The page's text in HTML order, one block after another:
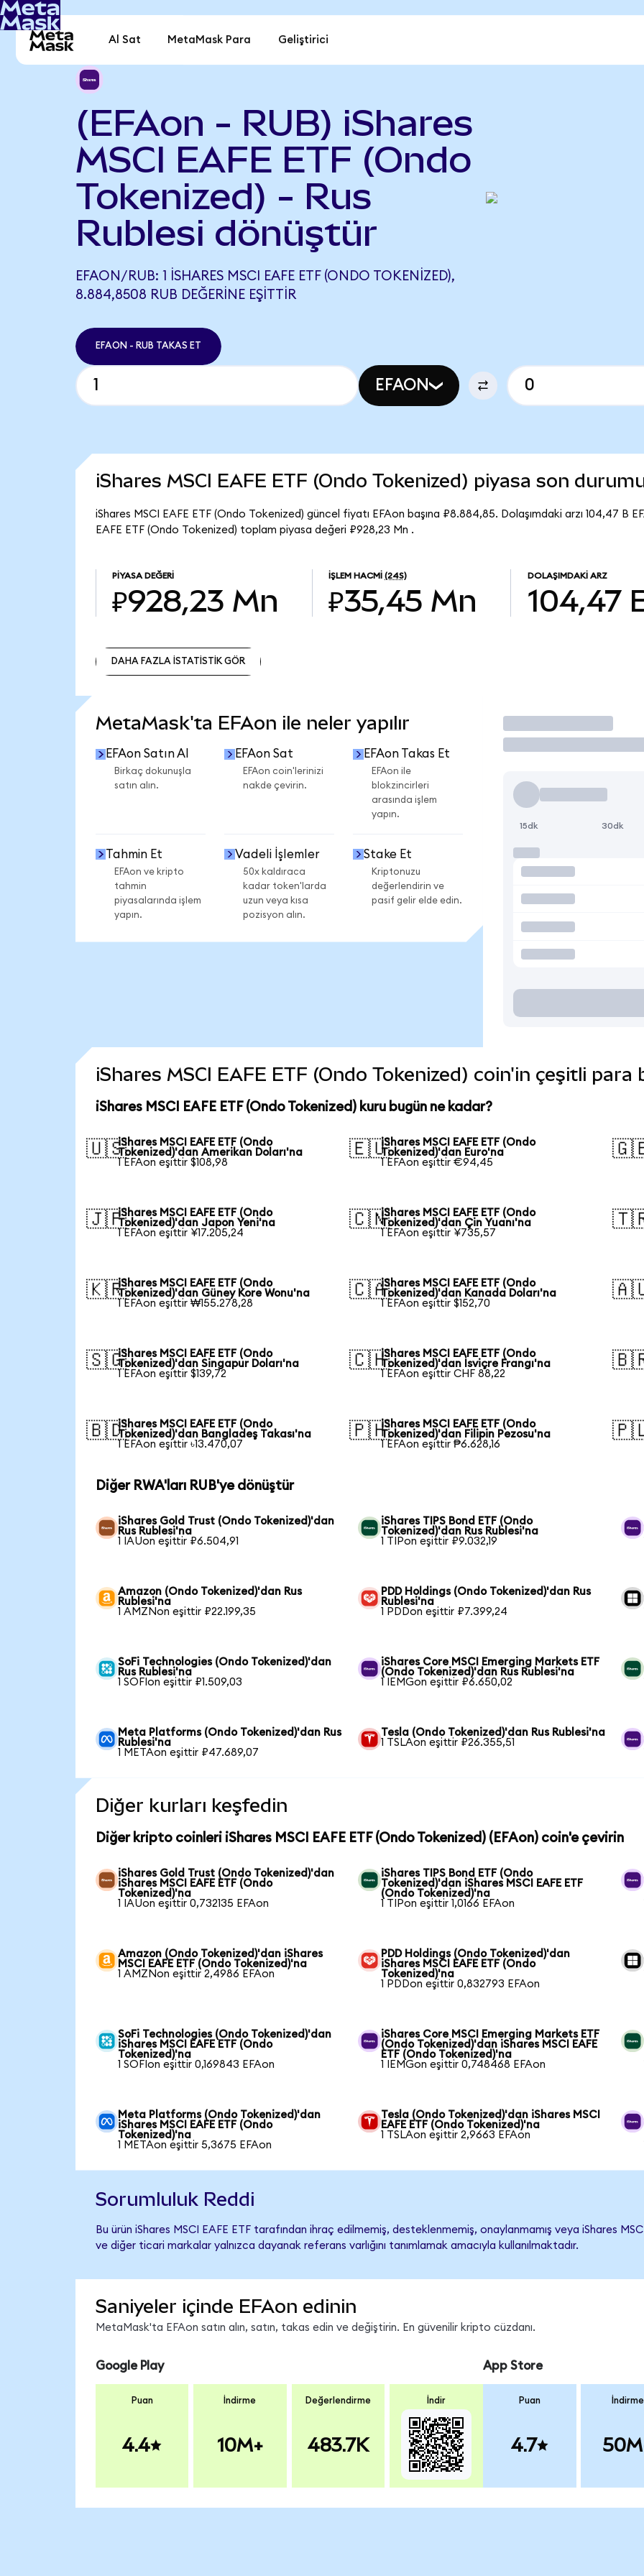
Al Sat MetaMask Para Geliştirici
(EFAon - RUB) iShares
MSCI EAFE ETF (Ondo
Tokenized) - Rus
Rublesi dönüştür
EFAON/RUB: 1 ISHARES MSCI EAFE ETF (ONDO TOKENIZED),
8.884,8508 RUB DEĞERINE EŞITTIR
EFAON - RUB TAKAS ET
EFAON
iShares MSCI EAFE ETF (Ondo Tokenized) piyasa son
iShares MSCI EAFE ETF (Ondo Tokenized) güncel fiyatı EFAon başına ₽8.884,85. Dolaşımdaki arzı 104,47 B
EAFE ETF (Ondo Tokenized) toplam piyasa değeri ₽928,23 Mn .
PIYASA DEĞERI
₽928,23 Mn
İŞLEM HACMI (24S)
₽35,45 Mn
DOLAŞIMDAKI ARZ
104,47
DAHA FAZLA İSTATİSTİK GÖR
MetaMask'ta EFAon ile neler yapılır
EFAon Satın Al
Birkaç dokunuşla
satın alın.
EFAon Sat
EFAon coin'lerinizi
nakde çevirin.
EFAon Takas Et
EFAon ile
blokzincirleri
arasında işlem
yapın.
Tahmin Et
EFAon ve kripto
tahmin
piyasalarında işlem
yapın.
Vadeli İşlemler
50x kaldıraca
kadar token'larda
uzun veya kısa
pozisyon alın.
Stake Et
Kriptonuzu
değerlendirin ve
pasif gelir elde edin.
İşlem Yap
15dk 30dk
iShares MSCI EAFE ETF (Ondo Tokenized) coin'in çeşitli
iShares MSCI EAFE ETF (Ondo Tokenized) kuru bugün ne kadar?
🇺🇸iShares MSCI EAFE ETF (Ondo
Tokenized)'dan Amerikan Doları'na
1 EFAon eşittir $108,98
🇪🇺iShares MSCI EAFE ETF (Ondo
Tokenized)'dan Euro'na
1 EFAon eşittir €94,45
🇯🇵iShares MSCI EAFE ETF (Ondo
Tokenized)'dan Japon Yeni'na
1 EFAon eşittir ¥17.205,24
🇨🇳iShares MSCI EAFE ETF (Ondo
Tokenized)'dan Çin Yuanı'na
1 EFAon eşittir ¥735,57
🇰🇷iShares MSCI EAFE ETF (Ondo
Tokenized)'dan Güney Kore Wonu'na
1 EFAon eşittir ₩155.278,28
🇨🇦iShares MSCI EAFE ETF (Ondo
Tokenized)'dan Kanada Doları'na
1 EFAon eşittir $152,70
🇸🇬iShares MSCI EAFE ETF (Ondo
Tokenized)'dan Singapur Doları'na
1 EFAon eşittir $139,72
🇨🇭iShares MSCI EAFE ETF (Ondo
Tokenized)'dan İsviçre Frangı'na
1 EFAon eşittir CHF 88,22
🇧🇩iShares MSCI EAFE ETF (Ondo
Tokenized)'dan Bangladeş Takası'na
1 EFAon eşittir ৳13.470,07
🇵🇭iShares MSCI EAFE ETF (Ondo
Tokenized)'dan Filipin Pezosu'na
1 EFAon eşittir ₱6.628,16
Diğer RWA'ları RUB'ye dönüştür
iShares Gold Trust (Ondo Tokenized)'dan
Rus Rublesi'na
1 IAUon eşittir ₽6.504,91
iShares TIPS Bond ETF (Ondo
Tokenized)'dan Rus Rublesi'na
1 TIPon eşittir ₽9.032,19
Amazon (Ondo Tokenized)'dan Rus
Rublesi'na
1 AMZNon eşittir ₽22.199,35
PDD Holdings (Ondo Tokenized)'dan Rus
Rublesi'na
1 PDDon eşittir ₽7.399,24
SoFi Technologies (Ondo Tokenized)'dan
Rus Rublesi'na
1 SOFIon eşittir ₽1.509,03
iShares Core MSCI Emerging Markets ETF
(Ondo Tokenized)'dan Rus Rublesi'na
1 IEMGon eşittir ₽6.650,02
Meta Platforms (Ondo Tokenized)'dan Rus
Rublesi'na
1 METAon eşittir ₽47.689,07
Tesla (Ondo Tokenized)'dan Rus Rublesi'na
1 TSLAon eşittir ₽26.355,51
Diğer kurları keşfedin
Diğer kripto coinleri iShares MSCI EAFE ETF (Ondo Tokenized) (EFAon) coin'e çevirin
iShares Gold Trust (Ondo Tokenized)'dan
iShares MSCI EAFE ETF (Ondo
Tokenized)'na
1 IAUon eşittir 0,732135 EFAon
iShares TIPS Bond ETF (Ondo
Tokenized)'dan iShares MSCI EAFE ETF
(Ondo Tokenized)'na
1 TIPon eşittir 1,0166 EFAon
Amazon (Ondo Tokenized)'dan iShares
MSCI EAFE ETF (Ondo Tokenized)'na
1 AMZNon eşittir 2,4986 EFAon
PDD Holdings (Ondo Tokenized)'dan
iShares MSCI EAFE ETF (Ondo
Tokenized)'na
1 PDDon eşittir 0,832793 EFAon
SoFi Technologies (Ondo Tokenized)'dan
iShares MSCI EAFE ETF (Ondo
Tokenized)'na
1 SOFIon eşittir 0,169843 EFAon
iShares Core MSCI Emerging Markets ETF
(Ondo Tokenized)'dan iShares MSCI EAFE
ETF (Ondo Tokenized)'na
1 IEMGon eşittir 0,748468 EFAon
Meta Platforms (Ondo Tokenized)'dan
iShares MSCI EAFE ETF (Ondo
Tokenized)'na
1 METAon eşittir 5,3675 EFAon
Tesla (Ondo Tokenized)'dan iShares MSCI
EAFE ETF (Ondo Tokenized)'na
1 TSLAon eşittir 2,9663 EFAon
Sorumluluk Reddi
Bu ürün iShares MSCI EAFE ETF tarafından ihraç edilmemiş, desteklenmemiş, onaylanmamış veya iShares
ve diğer ticari markalar yalnızca dayanak referans varlığını tanımlamak amacıyla kullanılmaktadır.
Saniyeler içinde EFAon edinin
MetaMask'ta EFAon satın alın, satın, takas edin ve değiştirin. En güvenilir kripto cüzdanı.
Google Play
Puan
4.4
İndirme
10M+
Değerlendirme
483.7K
İndir
App Store
Puan
4.7
İndirme